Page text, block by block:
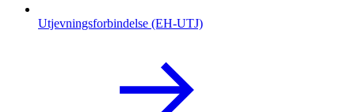
Utjevningsforbindelse (EH-UTJ)